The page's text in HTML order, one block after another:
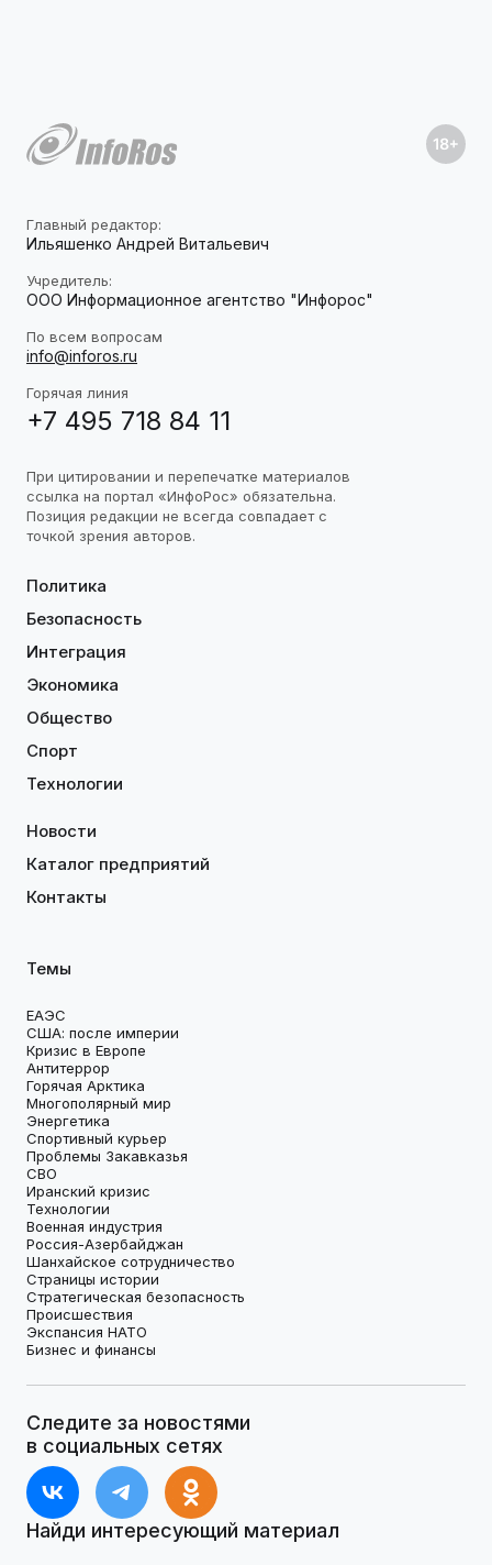
Главный редактор:
Ильяшенко Андрей Витальевич
Учредитель:
ООО Информационное агентство "Инфорос"
По всем вопросам
info@inforos.ru
Горячая линия
+7 495 718 84 11
При цитировании и перепечатке материалов
ссылка на портал «ИнфоРос» обязательна.
Позиция редакции не всегда совпадает с
точкой зрения авторов.
Политика
Безопасность
Интеграция
Экономика
Общество
Спорт
Технологии
Новости
Каталог предприятий
Контакты
Темы
ЕАЭС
США: после империи
Кризис в Европе
Антитеррор
Горячая Арктика
Многополярный мир
Энергетика
Спортивный курьер
Проблемы Закавказья
СВО
Иранский кризис
Технологии
Военная индустрия
Россия-Азербайджан
Шанхайское сотрудничество
Страницы истории
Стратегическая безопасность
Происшествия
Экспансия НАТО
Бизнес и финансы
Следите за новостями
в социальных сетях
Найди интересующий материал